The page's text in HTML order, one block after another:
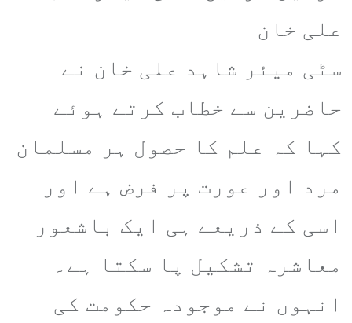
علی خان
​سٹی میئر شاہد علی خان نے
حاضرین سے خطاب کرتے ہوئے
کہا کہ علم کا حصول ہر مسلمان
مرد اور عورت پر فرض ہے اور
اسی کے ذریعے ہی ایک باشعور
معاشرہ تشکیل پا سکتا ہے۔
انہوں نے موجودہ حکومت کی